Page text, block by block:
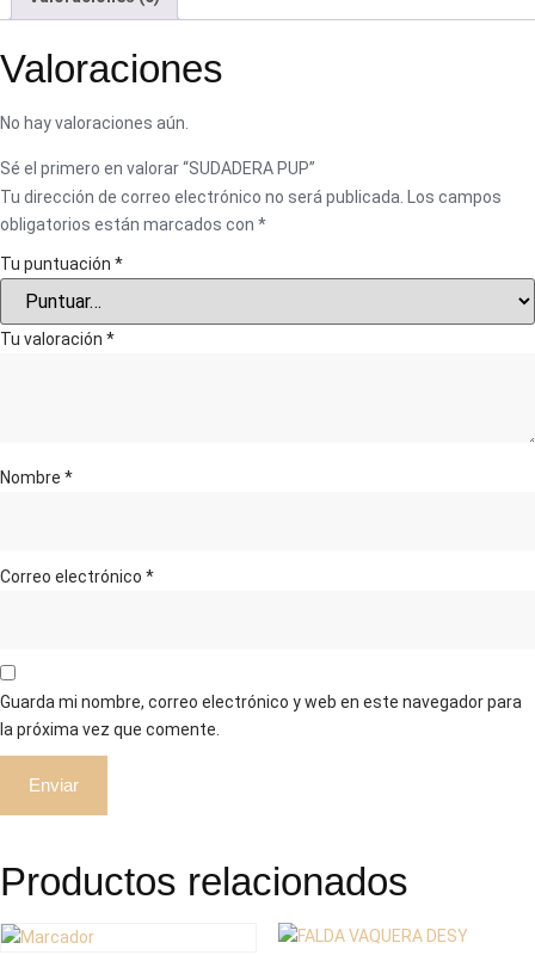
Valoraciones
No hay valoraciones aún.
Sé el primero en valorar “SUDADERA PUP”
Tu dirección de correo electrónico no será publicada.
Los campos
obligatorios están marcados con *
Tu puntuación *
Tu valoración *
Nombre *
Correo electrónico *
Guarda mi nombre, correo electrónico y web en este navegador para
la próxima vez que comente.
Productos relacionados